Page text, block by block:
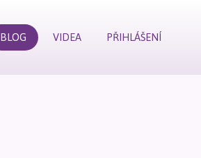
BLOG VIDEA PŘIHLÁŠENÍ